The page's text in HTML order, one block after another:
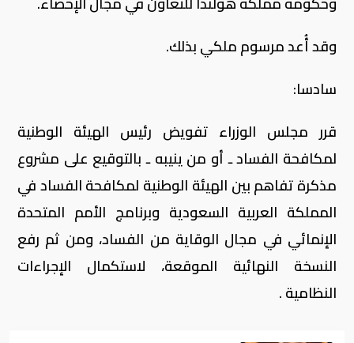
وقد أُعد مرسوم ملكي بذلك.
سادسا:
قرر مجلس الوزراء تفويض رئيس الهيئة الوطنية
لمكافحة الفساد ـ أو من ينيبه ـ بالتوقيع على مشروع
مذكرة تفاهم بين الهيئة الوطنية لمكافحة الفساد في
المملكة العربية السعودية وبرنامج الأمم المتحدة
الإنمائي في مجال الوقاية من الفساد، ومن ثم رفع
النسخة النهائية الموقعة، لاستكمال الإجراءات
النظامية .